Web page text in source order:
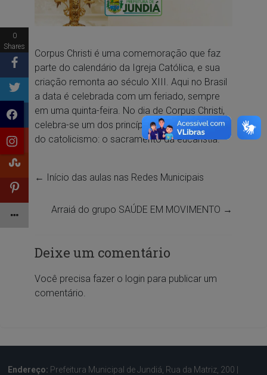
Corpus Christi é uma comemoração que faz
parte do calendário da Igreja Católica, e sua
criação remonta ao século XIII. Aqui no Brasil
a data é celebrada com um feriado, sempre
em uma quinta-feira. No dia de Corpus Christi,
celebra-se um dos princípios mais importantes
do catolicismo: o sacramento da eucaristia.
← Início das aulas nas Redes Municipais
Arraiá do grupo SAÚDE EM MOVIMENTO →
Deixe um comentário
Você precisa fazer o login para publicar um
comentário.
Endereço: Prefeitura Municipal de Jundiá, Rua da Matriz, 200 |
0
Shares